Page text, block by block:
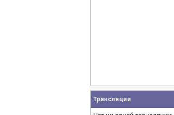
Трансляции